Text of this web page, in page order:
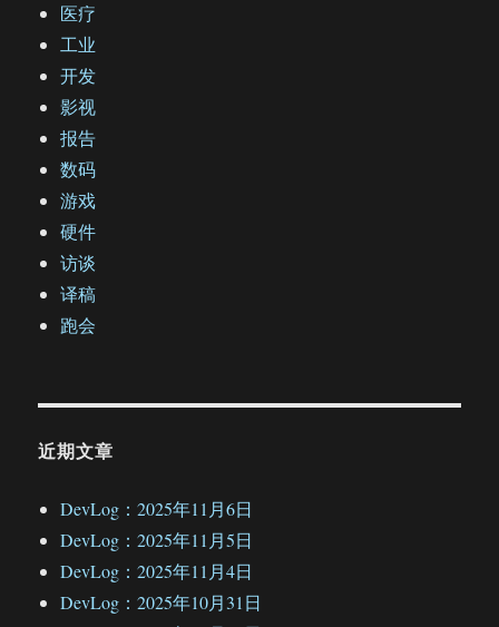
医疗
工业
开发
影视
报告
数码
游戏
硬件
访谈
译稿
跑会
近期文章
DevLog：2025年11月6日
DevLog：2025年11月5日
DevLog：2025年11月4日
DevLog：2025年10月31日